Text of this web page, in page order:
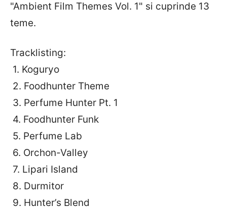
"Ambient Film Themes Vol. 1" si cuprinde 13
teme.
Tracklisting:
1. Koguryo
2. Foodhunter Theme
3. Perfume Hunter Pt. 1
4. Foodhunter Funk
5. Perfume Lab
6. Orchon-Valley
7. Lipari Island
8. Durmitor
9. Hunter’s Blend